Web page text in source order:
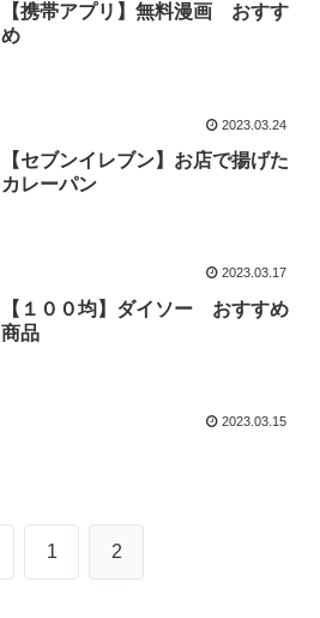
【携帯アプリ】無料漫画 おすす
め
2023.03.24
【セブンイレブン】お店で揚げた
カレーパン
2023.03.17
【１００均】ダイソー おすすめ
商品
2023.03.15
1 2